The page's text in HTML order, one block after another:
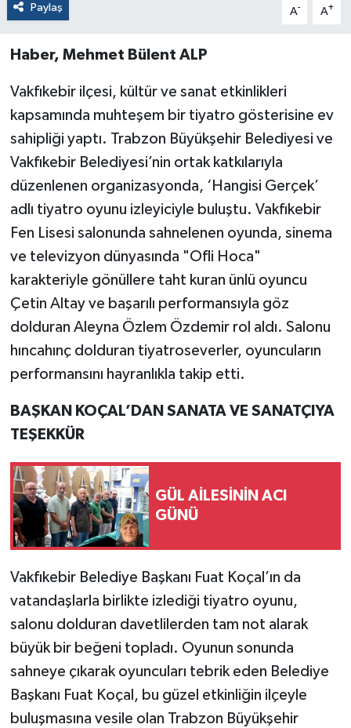
Paylaş A- A+
Haber, Mehmet Bülent ALP
Vakfıkebir ilçesi, kültür ve sanat etkinlikleri
kapsamında muhteşem bir tiyatro gösterisine ev
sahipliği yaptı. Trabzon Büyükşehir Belediyesi ve
Vakfıkebir Belediyesi’nin ortak katkılarıyla
düzenlenen organizasyonda, ‘Hangisi Gerçek’
adlı tiyatro oyunu izleyiciyle buluştu. Vakfıkebir
Fen Lisesi salonunda sahnelenen oyunda, sinema
ve televizyon dünyasında "Ofli Hoca"
karakteriyle gönüllere taht kuran ünlü oyuncu
Çetin Altay ve başarılı performansıyla göz
dolduran Aleyna Özlem Özdemir rol aldı. Salonu
hıncahınç dolduran tiyatroseverler, oyuncuların
performansını hayranlıkla takip etti.
BAŞKAN KOÇAL’DAN SANATA VE SANATÇIYA
TEŞEKKÜR
GÜL AİLESİNİN ACI
GÜNÜ
Vakfıkebir Belediye Başkanı Fuat Koçal’ın da
vatandaşlarla birlikte izlediği tiyatro oyunu,
salonu dolduran davetlilerden tam not alarak
büyük bir beğeni topladı. Oyunun sonunda
sahneye çıkarak oyuncuları tebrik eden Belediye
Başkanı Fuat Koçal, bu güzel etkinliğin ilçeyle
buluşmasına vesile olan Trabzon Büyükşehir